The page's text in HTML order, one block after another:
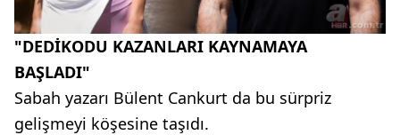
"DEDİKODU KAZANLARI KAYNAMAYA
BAŞLADI"
Sabah yazarı Bülent Cankurt da bu sürpriz
gelişmeyi köşesine taşıdı.